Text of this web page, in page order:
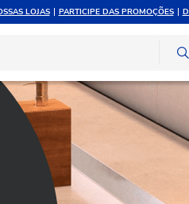
LOJAS PARTICIPE DAS PROMOÇÕES